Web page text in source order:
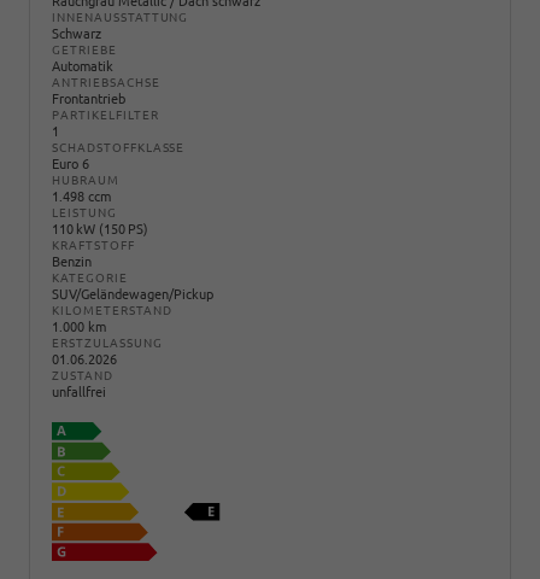
INNENAUSSTATTUNG
Schwarz
GETRIEBE
Automatik
ANTRIEBSACHSE
Frontantrieb
PARTIKELFILTER
1
SCHADSTOFFKLASSE
Euro 6
HUBRAUM
1.498 ccm
LEISTUNG
110 kW (150 PS)
KRAFTSTOFF
Benzin
KATEGORIE
SUV/Geländewagen/Pickup
KILOMETERSTAND
1.000 km
ERSTZULASSUNG
01.06.2026
ZUSTAND
unfallfrei